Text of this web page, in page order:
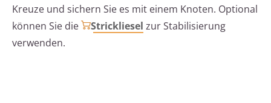
Kreuze und sichern Sie es mit einem Knoten. Optional
können Sie die
Strickliesel zur Stabilisierung
verwenden.